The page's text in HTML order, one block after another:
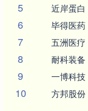
5 近岸蛋白
6 毕得医药
7 五洲医疗
8 耐科装备
9 一博科技
10 方邦股份